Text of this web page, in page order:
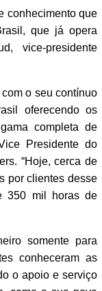
conhecimento que
que já opera
vice-presidente
o seu contínuo
oferecendo os
completa de
Presidente do
“Hoje, cerca de
por clientes desse
350 mil horas de
somente para
conheceram as
o apoio e serviço